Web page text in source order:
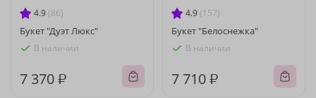
4.9 (86)
Букет "Дуэт Люкс"
В наличии
7 370 ₽
4.9 (157)
Букет "Белоснежка"
В наличии
7 710 ₽